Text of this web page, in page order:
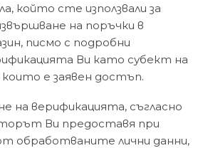
който сте използвали за
на поръчки в
писмо с подробни
Ви като субект на
е заявен достъп.
на верификацията, съгласно
Ви предоставя при
обработваните лични данни,